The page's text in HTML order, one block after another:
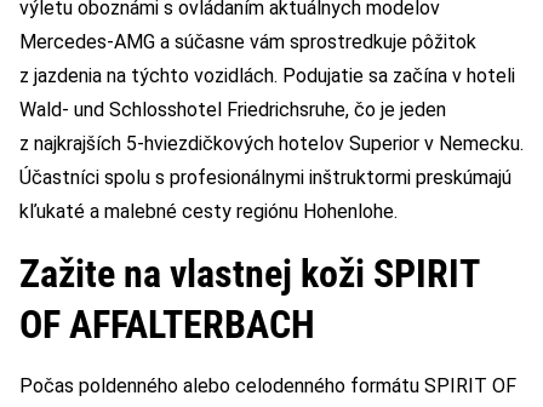
výletu oboznámi s ovládaním aktuálnych modelov
Mercedes-AMG a súčasne vám sprostredkuje pôžitok
z jazdenia na týchto vozidlách. Podujatie sa začína v hoteli
Wald- und Schlosshotel Friedrichsruhe, čo je jeden
z najkrajších 5-hviezdičkových hotelov Superior v Nemecku.
Účastníci spolu s profesionálnymi inštruktormi preskúmajú
kľukaté a malebné cesty regiónu Hohenlohe.
Zažite na vlastnej koži SPIRIT
OF AFFALTERBACH
Počas poldenného alebo celodenného formátu SPIRIT OF